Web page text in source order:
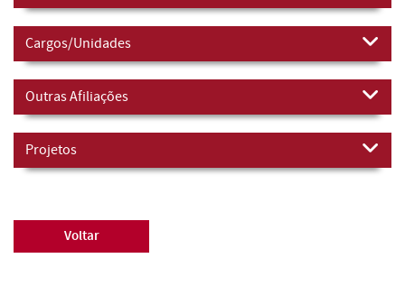
Cargos/Unidades
Outras Afiliações
Projetos
Voltar